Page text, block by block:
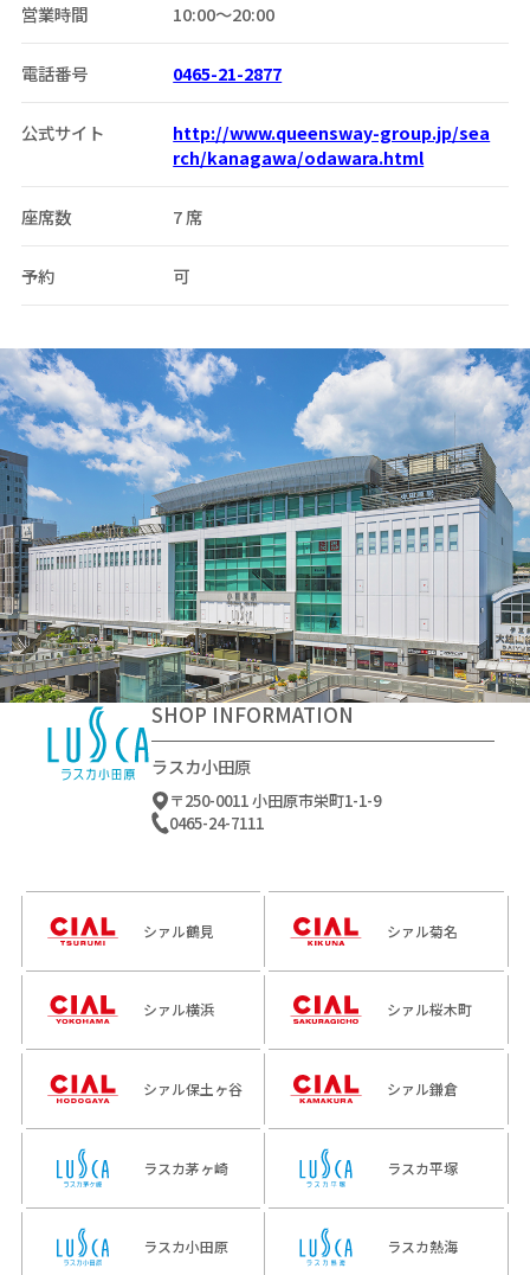
営業時間 10:00〜20:00
電話番号 0465-21-2877
公式サイト
http://www.queensway-group.jp/sea
rch/kanagawa/odawara.html
座席数 7 席
予約 可
SHOP INFORMATION
ラスカ小田原
〒250-0011 小田原市栄町1-1-9
0465-24-7111
シァル鶴見 シァル菊名
シァル横浜 シァル桜木町
シァル保土ヶ谷 シァル鎌倉
ラスカ茅ヶ崎 ラスカ平塚
ラスカ小田原 ラスカ熱海